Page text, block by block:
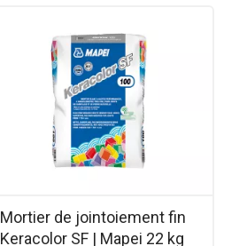
Mortier de jointoiement fin
Keracolor SF | Mapei 22 kg